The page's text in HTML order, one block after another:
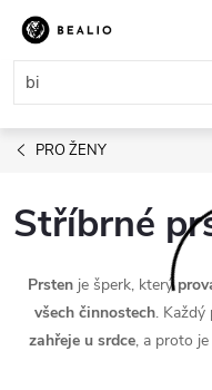
Přejít
obsah
PRO ŽENY
Stříbrné
Prsten je šperk, který
všech činnostech. Každý
zahřeje u srdce, a proto